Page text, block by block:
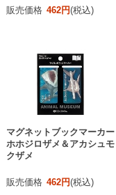
販売価格 462円(税込)
マグネットブックマーカー
ホホジロザメ＆アカシュモ
クザメ
販売価格 462円(税込)